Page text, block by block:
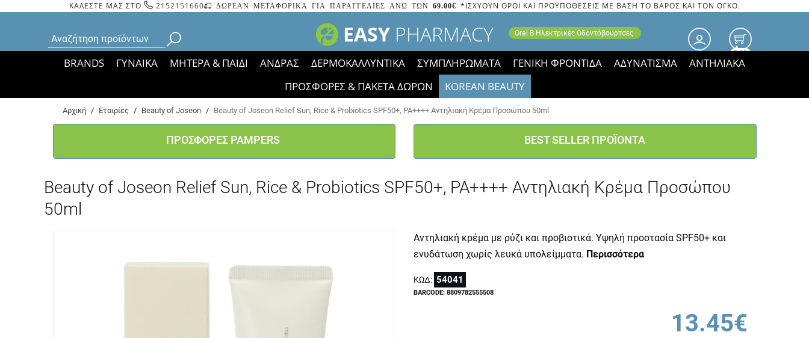
ΚΑΛΕΣΤΕ ΜΑΣ ΣΤΟ 2152151660 ΔΩΡΕΑΝ ΜΕΤΑΦΟΡΙΚΑ ΓΙΑ ΠΑΡΑΓΓΕΛΙΕΣ ΑΝΩ ΤΩΝ 69.00€ *ΙΣΧΥΟΥΝ ΟΡΟΙ ΚΑΙ ΠΡΟΫΠΟΘΕΣΕΙΣ ΜΕ ΒΑΣΗ ΤΟ ΒΑΡΟΣ ΚΑΙ ΤΟΝ ΟΓΚΟ.
EASY PHARMACY Oral B Ηλεκτρικές Οδοντόβουρτσες
0.00
BRANDS ΓΥΝΑΙΚΑ ΜΗΤΕΡΑ & ΠΑΙΔΙ ΑΝΔΡΑΣ ΔΕΡΜΟΚΑΛΛΥΝΤΙΚΑ ΣΥΜΠΛΗΡΩΜΑΤΑ ΓΕΝΙΚΗ ΦΡΟΝΤΙΔΑ ΑΔΥΝΑΤΙΣΜΑ
ΑΝΤΗΛΙΑΚΑ
ΠΡΟΣΦΟΡΕΣ & ΠΑΚΕΤΑ ΔΩΡΩΝ
KOREAN BEAUTY
Bάσει ΦΕΚ 35935/2023 τα εικονίδια των εκπτώσεων έφυγαν, οι χαμηλές μας τιμές ΠΑΡΑΜΕΝΟΥΝ!
Αρχική / Εταιρίες / Beauty of Joseon / Beauty of Joseon Relief Sun, Rice & Probiotics SPF50+, PA++++ Αντηλιακή Κρέμα Προσώπου 50ml
ΠΡΟΣΦΟΡΕΣ PAMPERS BEST SELLER ΠΡΟΪΟΝΤΑ
Beauty of Joseon Relief Sun, Rice & Probiotics SPF50+, PA++++ Αντηλιακή Κρέμα Προσώπου
50ml
Αντηλιακή κρέμα με ρύζι και προβιοτικά. Υψηλή προστασία SPF50+ και
ενυδάτωση χωρίς λευκά υπολείμματα. Περισσότερα
ΚΩΔ: 54041
BARCODE: 8809782555508
13.45€